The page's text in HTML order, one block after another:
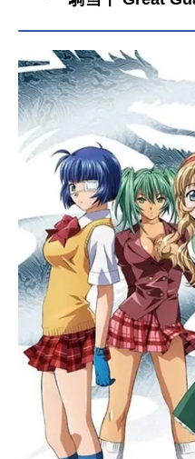
が、
新た
よう
騎当
ニメ
007
日（
ト孫
斐田
長：
里...